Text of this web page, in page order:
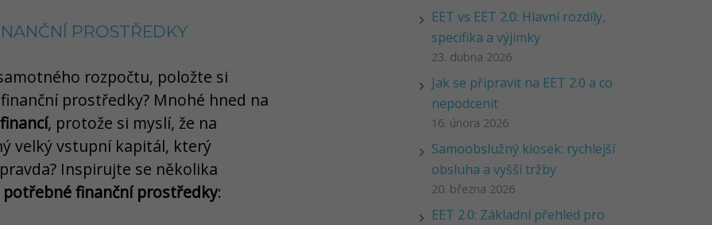
PROSTŘEDKY
rozpočtu, položte si
prostředky? Mnohé hned na
, protože si myslí, že na
velký vstupní kapitál, který
Inspirujte se několika
finanční prostředky:
EET vs EET 2.0: Hlavní rozdíly,
specifika a výjimky
23. dubna 2026
Jak se připravit na EET 2.0 a co
nepodcenit
16. února 2026
Samoobslužný kiosek: rychlejší
obsluha a vyšší tržby
20. března 2026
EET 2.0: Základní přehled pro